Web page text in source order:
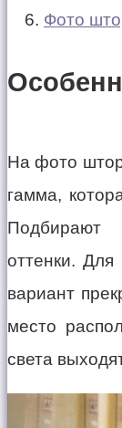
Фото
На фото
гамма,
оттенки.
вариант
место
света